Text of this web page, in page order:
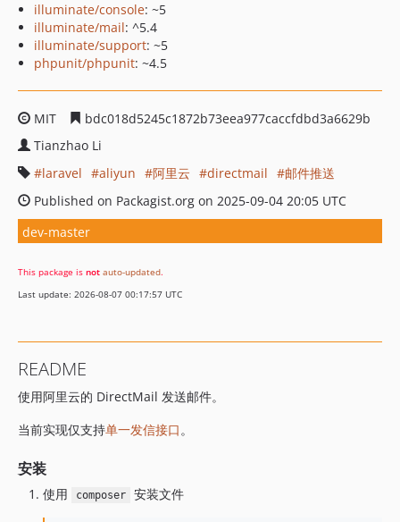
illuminate/console: ~5
illuminate/mail: ^5.4
illuminate/support: ~5
phpunit/phpunit: ~4.5
MIT
bdc018d5245c1872b73eea977caccfdbd3a6629b
Tianzhao Li
laravel
aliyun 阿里云 directmail
邮件推送
Published on Packagist.org on 2025-09-04 20:05 UTC
dev-master
This package is not auto-updated.
Last update: 2026-08-07 00:17:57 UTC
README
使用阿里云的 DirectMail 发送邮件。
当前实现仅支持单一发信接口。
安装
使用 composer 安装文件